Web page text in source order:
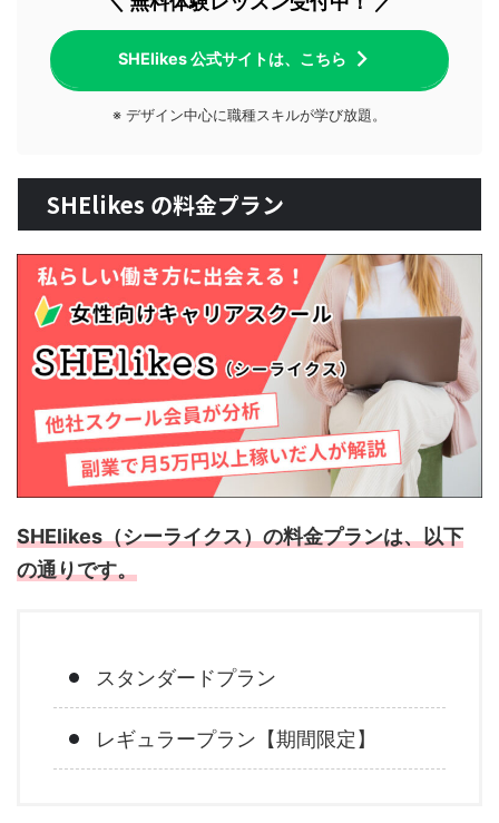
SHElikes 公式サイトは、こちら
※ デザイン中心に職種スキルが学び放題。
SHElikes の料金プラン
SHElikes（シーライクス）の料金プランは、以下
の通りです。
スタンダードプラン
レギュラープラン【期間限定】